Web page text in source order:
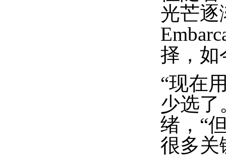
光芒逐
择，如
“现在
少选了
绪，“
很多关